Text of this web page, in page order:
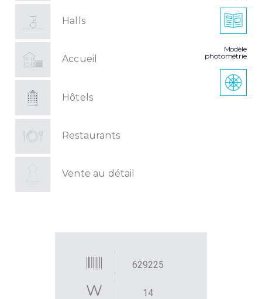
Halls
Accueil
Hôtels
Restaurants
Vente au détail
Modèle
photométrie
629225
14